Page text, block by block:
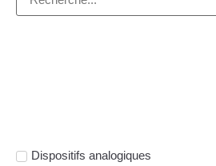
Dispositifs analogiques